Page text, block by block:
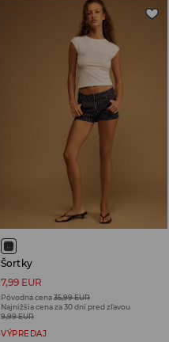
Šortky
7,99 EUR
Pôvodná cena35,99 EUR
Najnižšia cena za 30 dní pred zľavou
9,99 EUR
VÝPREDAJ